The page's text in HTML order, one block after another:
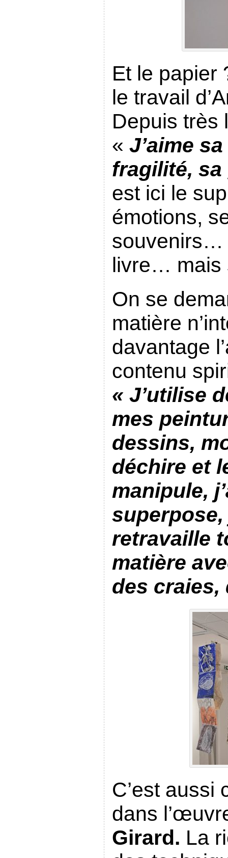
Et le papier
le travail
Depuis très
« J’aime
fragilité,
est ici le
émotions,
souvenirs…
livre… mais
On se
matière
davantage
contenu
« J’utilise
mes
dessins,
déchire et
manipule,
superpose,
retravaille
matière
des craies,
C’est aussi
dans
Girard. La